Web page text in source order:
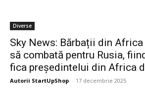
Diverse
Sky News: Bărbații din
să combată pentru Rusia,
fica președintelui din Africa
Autorii StartUpShop - 17 decembrie 2025